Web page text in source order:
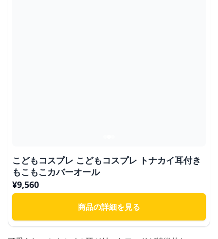
こどもコスプレ こどもコスプレ トナカイ耳付き
もこもこカバーオール
¥9,560
商品の詳細を見る